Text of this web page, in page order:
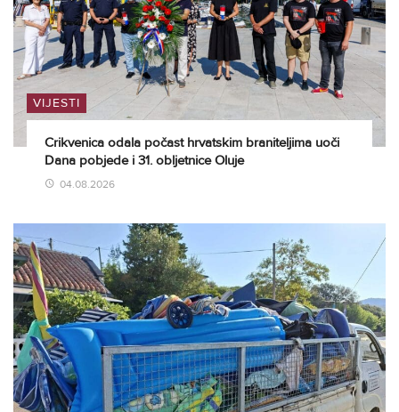
VIJESTI
Crikvenica odala počast hrvatskim braniteljima uoči
Dana pobjede i 31. obljetnice Oluje
04.08.2026